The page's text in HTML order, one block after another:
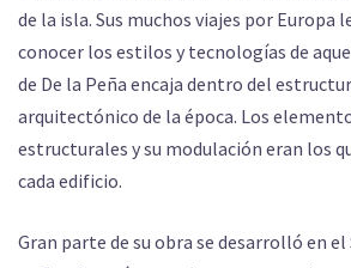
de la isla. Sus muchos viajes por Europa
conocer los estilos y tecnologías de
de De la Peña encaja dentro del
arquitectónico de la época. Los
estructurales y su modulación eran los
cada edificio.
Gran parte de su obra se desarrolló en